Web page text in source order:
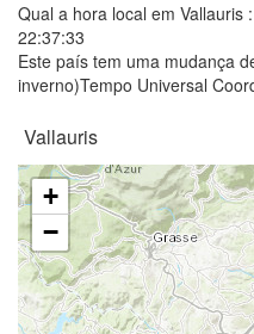
Qual a hora local em Vallauris :
22:37:33
Este país tem uma mudança
inverno)Tempo Universal
Vallauris
+
−